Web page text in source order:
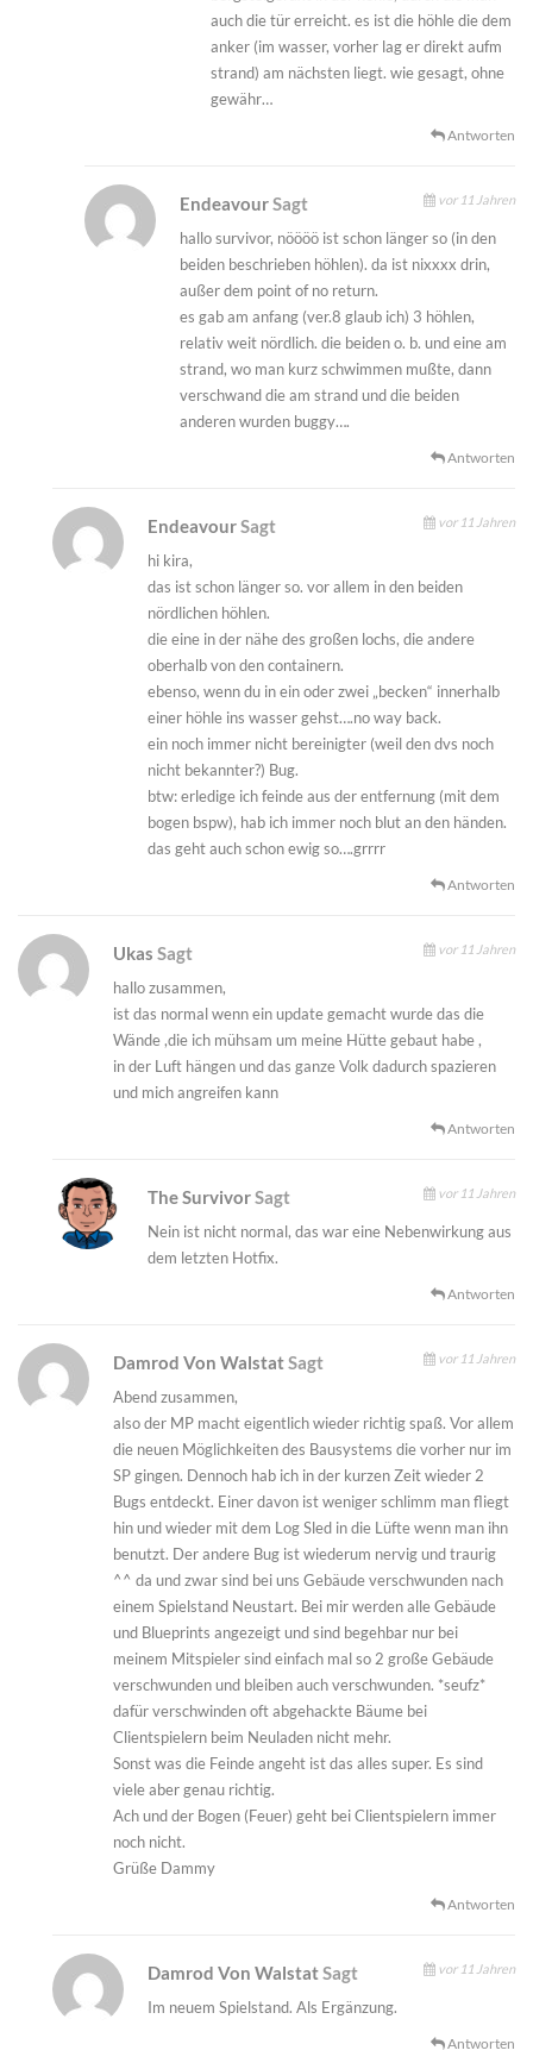
auch die tür erreicht. es ist die höhle die dem
anker (im wasser, vorher lag er direkt aufm
strand) am nächsten liegt. wie gesagt, ohne
gewähr…
Antworten
EndeavourSagt vor 11 Jahren
hallo survivor, nöööö ist schon länger so (in den
beiden beschrieben höhlen). da ist nixxxx drin,
außer dem point of no return.
es gab am anfang (ver.8 glaub ich) 3 höhlen,
relativ weit nördlich. die beiden o. b. und eine am
strand, wo man kurz schwimmen mußte, dann
verschwand die am strand und die beiden
anderen wurden buggy….
Antworten
EndeavourSagt vor 11 Jahren
hi kira,
das ist schon länger so. vor allem in den beiden
nördlichen höhlen.
die eine in der nähe des großen lochs, die andere
oberhalb von den containern.
ebenso, wenn du in ein oder zwei „becken“ innerhalb
einer höhle ins wasser gehst….no way back.
ein noch immer nicht bereinigter (weil den dvs noch
nicht bekannter?) Bug.
btw: erledige ich feinde aus der entfernung (mit dem
bogen bspw), hab ich immer noch blut an den händen.
das geht auch schon ewig so….grrrr
Antworten
Ukas Sagt vor 11 Jahren
hallo zusammen,
ist das normal wenn ein update gemacht wurde das die
Wände ,die ich mühsam um meine Hütte gebaut habe ,
in der Luft hängen und das ganze Volk dadurch spazieren
und mich angreifen kann
Antworten
The SurvivorSagt vor 11 Jahren
Nein ist nicht normal, das war eine Nebenwirkung aus
dem letzten Hotfix.
Antworten
Damrod Von WalstatSagt vor 11 Jahren
Abend zusammen,
also der MP macht eigentlich wieder richtig spaß. Vor allem
die neuen Möglichkeiten des Bausystems die vorher nur im
SP gingen. Dennoch hab ich in der kurzen Zeit wieder 2
Bugs entdeckt. Einer davon ist weniger schlimm man fliegt
hin und wieder mit dem Log Sled in die Lüfte wenn man ihn
benutzt. Der andere Bug ist wiederum nervig und traurig
^^ da und zwar sind bei uns Gebäude verschwunden nach
einem Spielstand Neustart. Bei mir werden alle Gebäude
und Blueprints angezeigt und sind begehbar nur bei
meinem Mitspieler sind einfach mal so 2 große Gebäude
verschwunden und bleiben auch verschwunden. *seufz*
dafür verschwinden oft abgehackte Bäume bei
Clientspielern beim Neuladen nicht mehr.
Sonst was die Feinde angeht ist das alles super. Es sind
viele aber genau richtig.
Ach und der Bogen (Feuer) geht bei Clientspielern immer
noch nicht.
Grüße Dammy
Antworten
Damrod Von WalstatSagt vor 11 Jahren
Im neuem Spielstand. Als Ergänzung.
Antworten